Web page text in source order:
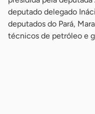
deputado delegado
deputados do Pará,
técnicos de petróleo e